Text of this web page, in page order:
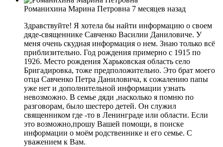
Романихина Марина Петровна 7 месяцев назад
Здравствуйте! Я хотела бы найти информацию о своем
дяде-священнике Савченко Василии Даниловиче. У
меня очень скудная информация о нем. Знаю только всё
приблизительно. Год рождения примерно с 1915 по
1926. Место рождения Харьковская область село
Бригадировка, тоже предположительно. Это брат моего
отца Савченко Петра Даниловича, к сожалению папы
уже нет и дополнительной информации узнать
невозможно. В семье дяди ,насколько я помню по
разговорам, было шестеро детей. Он служил
священником где -то в Ленинграде или области. Если
это возможно,прошу Вашей помощи, в поиске
информации о моём родственнике и его семье. С
уважением к Вам.